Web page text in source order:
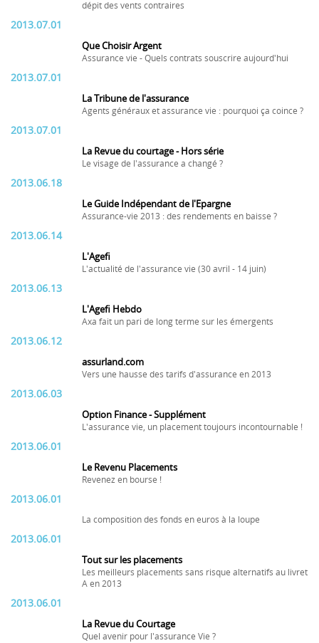
dépit des vents contraires
2013.07.01
Que Choisir Argent
Assurance vie - Quels contrats souscrire aujourd'hui
2013.07.01
La Tribune de l'assurance
Agents généraux et assurance vie : pourquoi ça coince ?
2013.07.01
La Revue du courtage - Hors série
Le visage de l'assurance a changé ?
2013.06.18
Le Guide Indépendant de l'Epargne
Assurance-vie 2013 : des rendements en baisse ?
2013.06.14
L'Agefi
L'actualité de l'assurance vie (30 avril - 14 juin)
2013.06.13
L'Agefi Hebdo
Axa fait un pari de long terme sur les émergents
2013.06.12
assurland.com
Vers une hausse des tarifs d'assurance en 2013
2013.06.03
Option Finance - Supplément
L'assurance vie, un placement toujours incontournable !
2013.06.01
Le Revenu Placements
Revenez en bourse !
2013.06.01
La composition des fonds en euros à la loupe
2013.06.01
Tout sur les placements
Les meilleurs placements sans risque alternatifs au livret
A en 2013
2013.06.01
La Revue du Courtage
Quel avenir pour l'assurance Vie ?